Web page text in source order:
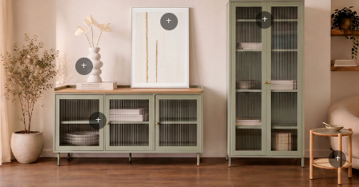
+
+
+
+
+